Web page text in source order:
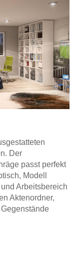
Der
passt perfekt
Modell
Arbeitsbereich
Aktenordner,